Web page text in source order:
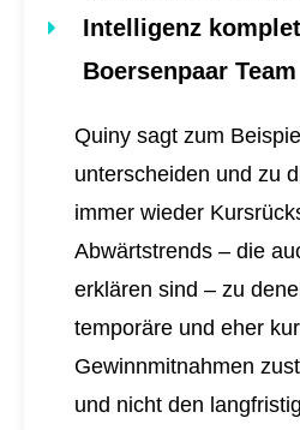
Intelligenz
Boersenpaar Team
Quiny sagt zum
unterscheiden und zu
immer wieder
Abwärtstrends – die
erklären sind – zu
temporäre und eher
Gewinnmitnahmen
und nicht den